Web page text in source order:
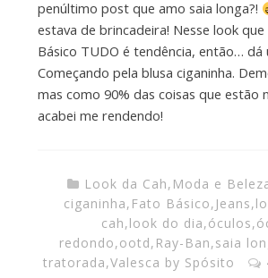
penúltimo post que amo saia longa?!
estava de brincadeira! Nesse look
Básico TUDO é tendência, então… dá
Começando pela blusa ciganinha.
mas como 90% das coisas que estão
acabei me rendendo!
Look da Cah, Moda e
ciganinha, Fato Básico, Jeans,
cah,look do dia,óculos,
redondo,ootd, Ray-Ban,saia
tratorada,Valesca by Spósito